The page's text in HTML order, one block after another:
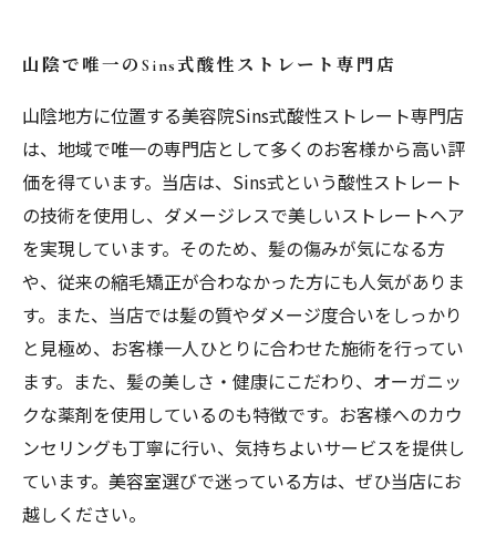
山陰で唯一のSins式酸性ストレート専門店
山陰地方に位置する美容院Sins式酸性ストレート専門店
は、地域で唯一の専門店として多くのお客様から高い評
価を得ています。当店は、Sins式という酸性ストレート
の技術を使用し、ダメージレスで美しいストレートヘア
を実現しています。そのため、髪の傷みが気になる方
や、従来の縮毛矯正が合わなかった方にも人気がありま
す。また、当店では髪の質やダメージ度合いをしっかり
と見極め、お客様一人ひとりに合わせた施術を行ってい
ます。また、髪の美しさ・健康にこだわり、オーガニッ
クな薬剤を使用しているのも特徴です。お客様へのカウ
ンセリングも丁寧に行い、気持ちよいサービスを提供し
ています。美容室選びで迷っている方は、ぜひ当店にお
越しください。